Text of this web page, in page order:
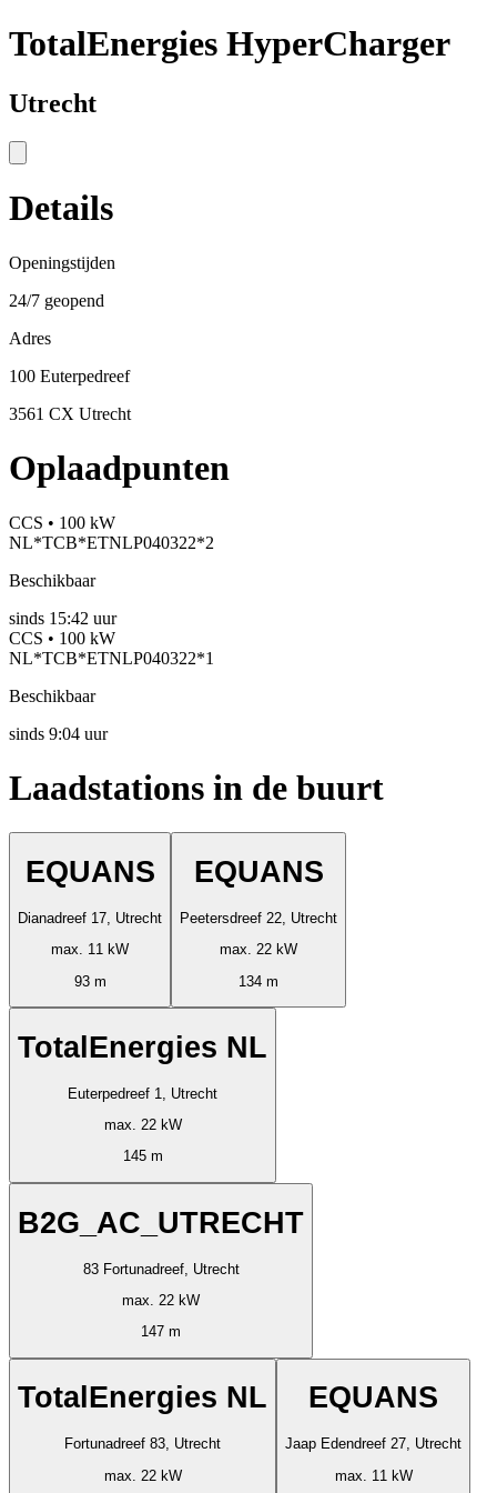
TotalEnergies HyperCharger
Utrecht
Details
Openingstijden
24/7 geopend
Adres
100 Euterpedreef
3561 CX Utrecht
Oplaadpunten
CCS • 100 kW
NL*TCB*ETNLP040322*2
Beschikbaar
sinds 15:42 uur
CCS • 100 kW
NL*TCB*ETNLP040322*1
Beschikbaar
sinds 9:04 uur
Laadstations in de buurt
EQUANS
Dianadreef 17, Utrecht
max. 11 kW
93 m
EQUANS
Peetersdreef 22, Utrecht
max. 22 kW
134 m
TotalEnergies NL
Euterpedreef 1, Utrecht
max. 22 kW
145 m
B2G_AC_UTRECHT
83 Fortunadreef, Utrecht
max. 22 kW
147 m
TotalEnergies NL
Fortunadreef 83, Utrecht
max. 22 kW
EQUANS
Jaap Edendreef 27, Utrecht
max. 11 kW